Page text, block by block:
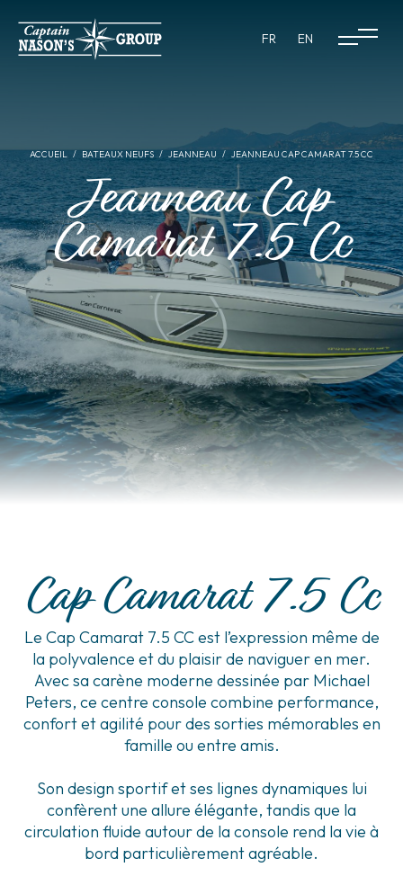
FR EN
ACCUEIL BATEAUX NEUFS JEANNEAU JEANNEAU CAP CAMARAT 7.5 CC
Jeanneau Cap
Camarat 7.5 Cc
Cap Camarat 7.5 Cc
Le Cap Camarat 7.5 CC est l’expression même de
la polyvalence et du plaisir de naviguer en mer.
Avec sa carène moderne dessinée par Michael
Peters, ce centre console combine performance,
confort et agilité pour des sorties mémorables en
famille ou entre amis.
Son design sportif et ses lignes dynamiques lui
confèrent une allure élégante, tandis que la
circulation fluide autour de la console rend la vie à
bord particulièrement agréable.